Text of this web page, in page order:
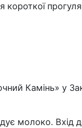
короткої
Камінь» у
молоко. Вхід